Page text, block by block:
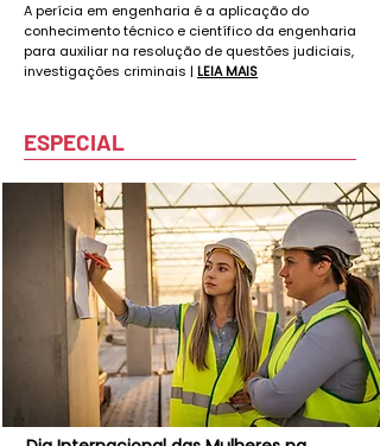
A perícia em engenharia é a aplicação do
conhecimento técnico e científico da engenharia
para auxiliar na resolução de questões judiciais,
investigações criminais | LEIA MAIS
ESPECIAL